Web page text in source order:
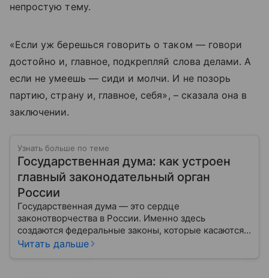
непростую тему.
«Если уж берешься говорить о таком — говори
достойно и, главное, подкрепляй слова делами. А
если не умеешь — сиди и молчи. И не позорь
партию, страну и, главное, себя», – сказала она в
заключении.
Узнать больше по теме
Государственная дума: как устроен
главный законодательный орган
России
Государственная дума — это сердце
законотворчества в России. Именно здесь
создаются федеральные законы, которые касаются
жизни каждого гражданина: от образования и
Читать дальше